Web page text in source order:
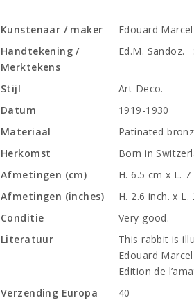
Kunstenaar / maker
Edouard
Handtekening /
Merktekens
Ed.M. Sandoz.
Stijl
Art Deco.
Datum
1919-1930
Materiaal
Patinated
Herkomst
Born in
Afmetingen (cm)
H. 6.5 cm x L.
Afmetingen (inches)
H. 2.6 inch. x
Conditie
Very good.
Literatuur
This rabbit is
Edouard
Edition de
Verzending Europa
40